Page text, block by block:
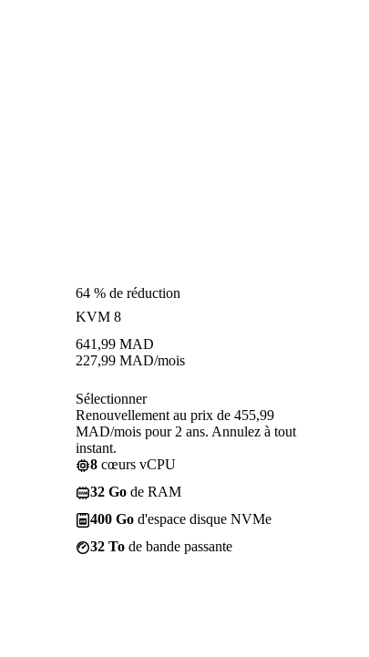
64 % de réduction
KVM 8
641,99 MAD
227,99 MAD/mois
Sélectionner
Renouvellement au prix de 455,99
MAD/mois pour 2 ans. Annulez à tout
instant.
8 cœurs vCPU
32 Go de RAM
400 Go d'espace disque NVMe
32 To de bande passante